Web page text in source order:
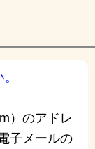
）のアドレ
子メールの